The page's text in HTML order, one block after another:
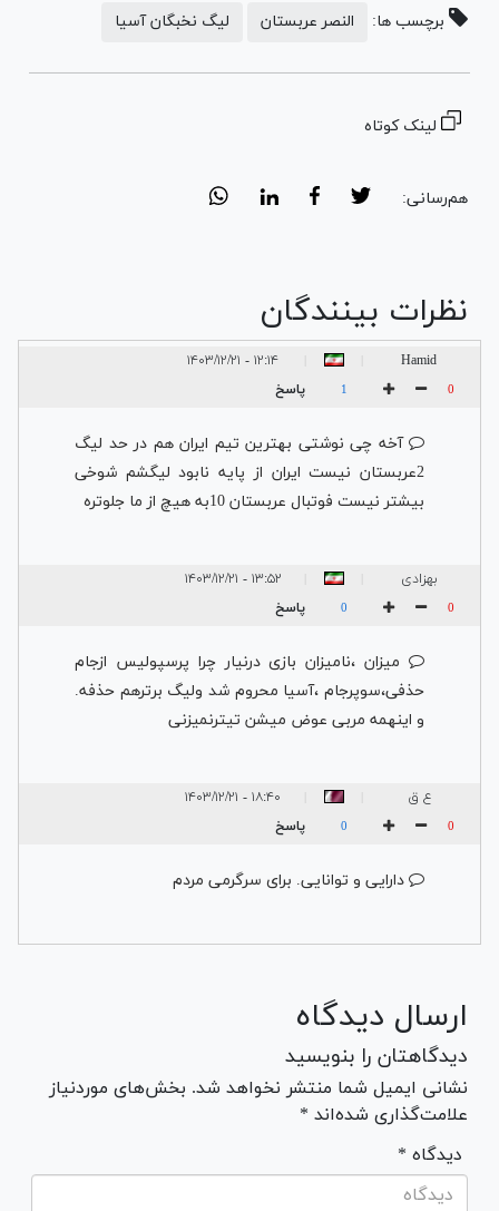
برچسب ها: النصر عربستان لیگ نخبگان آسیا
لینک کوتاه
هم‌رسانی:
نظرات بینندگان
Hamid ۱۲:۱۴ - ۱۴۰۳/۱۲/۲۱
0
1 پاسخ
آخه چی نوشتی بهترین تیم ایران هم در حد لیگ
2عربستان نیست ایران از پایه نابود لیگشم شوخی
بیشتر نیست فوتبال عربستان 10به هیچ از ما جلوتره
بهزادی ۱۳:۵۲ - ۱۴۰۳/۱۲/۲۱
0
0 پاسخ
میزان ،نامیزان بازی درنیار چرا پرسپولیس ازجام
حذفی،سوپرجام ،آسیا محروم شد ولیگ برترهم حذفه.
و اینهمه مربی عوض میشن تیترنمیزنی
ع ق ۱۸:۴۰ - ۱۴۰۳/۱۲/۲۱
0
0 پاسخ
دارایی و توانایی. برای سرگرمی مردم
ارسال دیدگاه
دیدگاهتان را بنویسید
نشانی ایمیل شما منتشر نخواهد شد. بخش‌های موردنیاز
علامت‌گذاری شده‌اند *
* دیدگاه